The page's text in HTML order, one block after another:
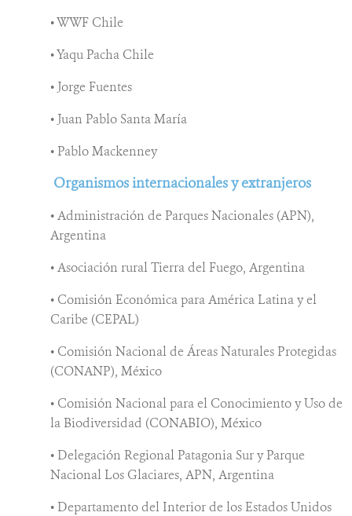
• WWF Chile
• Yaqu Pacha Chile
• Jorge Fuentes
• Juan Pablo Santa María
• Pablo Mackenney
Organismos internacionales y extranjeros
• Administración de Parques Nacionales (APN),
Argentina
• Asociación rural Tierra del Fuego, Argentina
• Comisión Económica para América Latina y el
Caribe (CEPAL)
• Comisión Nacional de Áreas Naturales Protegidas
(CONANP), México
• Comisión Nacional para el Conocimiento y Uso de
la Biodiversidad (CONABIO), México
• Delegación Regional Patagonia Sur y Parque
Nacional Los Glaciares, APN, Argentina
• Departamento del Interior de los Estados Unidos